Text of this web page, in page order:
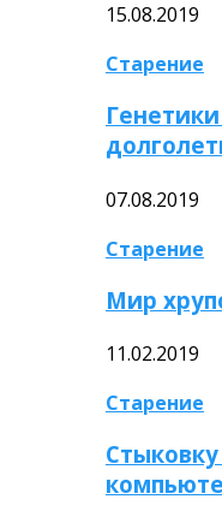
15.08.2019
Старение
07.08.2019
Старение
Мир
11.02.2019
Старение